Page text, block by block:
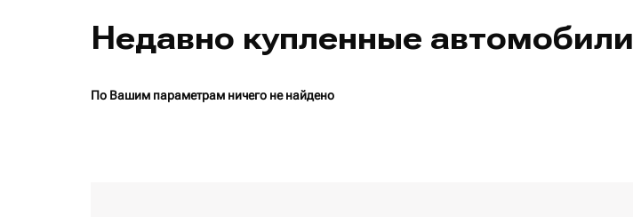
Недавно купленные автомобили
По Вашим параметрам ничего не найдено